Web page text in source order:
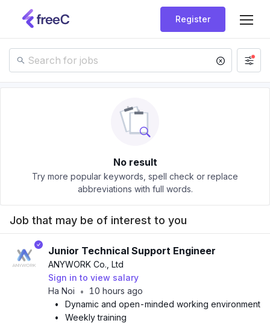
Register
No result
Try more popular keywords, spell check or replace
abbreviations with full words.
Job that may be of interest to you
Junior Technical Support Engineer
ANYWORK Co., Ltd
Sign in to view salary
Ha Noi
•
10 hours ago
•
Dynamic and open-minded working environment
•
Weekly training